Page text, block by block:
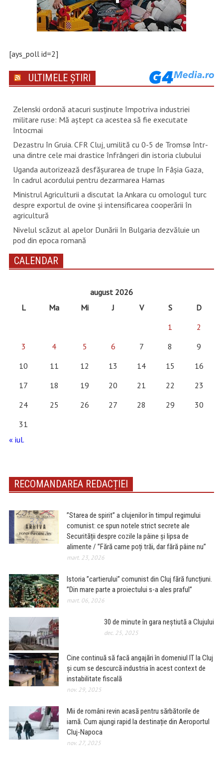
[ays_poll id=2]
ULTIMELE ȘTIRI
Zelenski ordonă atacuri susţinute împotriva industriei
militare ruse: Mă aştept ca acestea să fie executate
întocmai
Dezastru în Gruia. CFR Cluj, umilită cu 0-5 de Tromsø într-
una dintre cele mai drastice înfrângeri din istoria clubului
Uganda autorizează desfăşurarea de trupe în Fâşia Gaza,
în cadrul acordului pentru dezarmarea Hamas
Ministrul Agriculturii a discutat la Ankara cu omologul turc
despre exportul de ovine și intensificarea cooperării în
agricultură
Nivelul scăzut al apelor Dunării în Bulgaria dezvăluie un
pod din epoca romană
CALENDAR
august 2026
L
Ma Mi J V S
D
1
2
3
4 5 6 7 8
9
10
11 12 13 14 15
16
17
18 19 20 21 22
23
24
25 26 27 28 29
30
31
« iul.
RECOMANDAREA REDACȚIEI
”Starea de spirit” a clujenilor în timpul regimului
comunist: ce spun notele strict secrete ale
Securității despre cozile la pâine și lipsa de
alimente / ”Fără carne poți trăi, dar fără pâine nu”
mart. 23, 2026
Istoria ”cartierului” comunist din Cluj fără funcțiuni.
”Din mare parte a proiectului s-a ales praful”
mart. 06, 2026
30 de minute în gara neștiută a Clujului
dec. 25, 2025
Cine continuă să facă angajări în domeniul IT la Cluj
și cum se descurcă industria în acest context de
instabilitate fiscală
nov. 29, 2025
Mii de români revin acasă pentru sărbătorile de
iarnă. Cum ajungi rapid la destinație din Aeroportul
Cluj-Napoca
nov. 27, 2025